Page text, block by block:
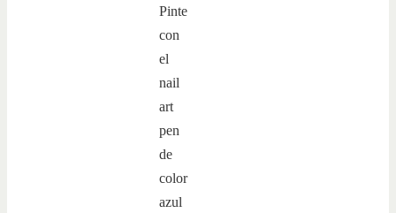
Pinte
con
el
nail
art
pen
de
color
azul